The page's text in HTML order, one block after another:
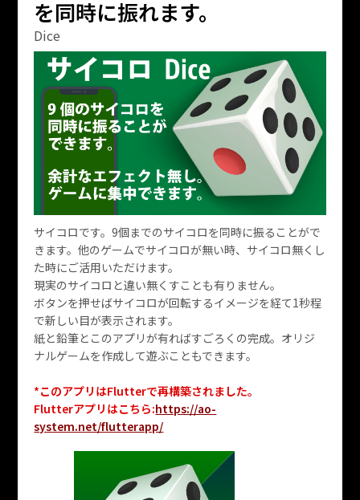
を同時に振れます。
Dice
サイコロです。9個までのサイコロを同時に振ることがで
きます。他のゲームでサイコロが無い時、サイコロ無くし
た時にご活用いただけます。
現実のサイコロと違い無くすことも有りません。
ボタンを押せばサイコロが回転するイメージを経て1秒程
で新しい目が表示されます。
紙と鉛筆とこのアプリが有ればすごろくの完成。オリジ
ナルゲームを作成して遊ぶこともできます。
*このアプリはFlutterで再構築されました。
Flutterアプリはこちら:https://ao-
system.net/flutterapp/